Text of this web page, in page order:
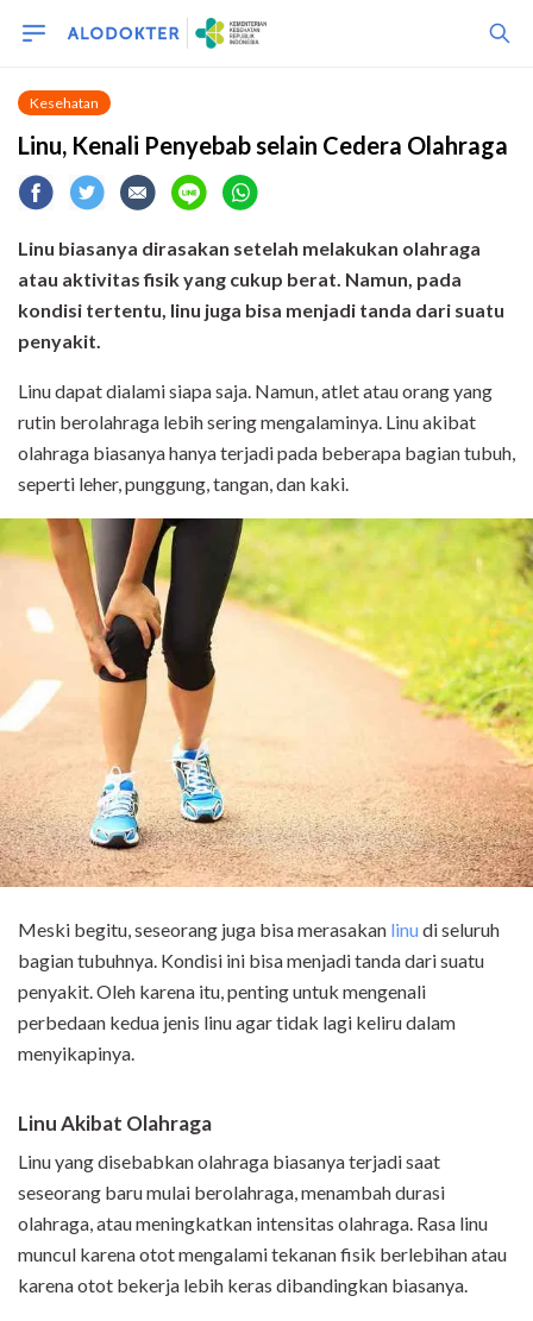
Kesehatan
Linu, Kenali Penyebab selain Cedera Olahraga
Linu biasanya dirasakan setelah melakukan olahraga
atau aktivitas fisik yang cukup berat. Namun, pada
kondisi tertentu, linu juga bisa menjadi tanda dari suatu
penyakit.
Linu dapat dialami siapa saja. Namun, atlet atau orang yang
rutin berolahraga lebih sering mengalaminya. Linu akibat
olahraga biasanya hanya terjadi pada beberapa bagian tubuh,
seperti leher, punggung, tangan, dan kaki.
Meski begitu, seseorang juga bisa merasakan linudi seluruh
bagian tubuhnya. Kondisi ini bisa menjadi tanda dari suatu
penyakit. Oleh karena itu, penting untuk mengenali
perbedaan kedua jenis linu agar tidak lagi keliru dalam
menyikapinya.
Linu Akibat Olahraga
Linu yang disebabkan olahraga biasanya terjadi saat
seseorang baru mulai berolahraga, menambah durasi
olahraga, atau meningkatkan intensitas olahraga. Rasa linu
muncul karena otot mengalami tekanan fisik berlebihan atau
karena otot bekerja lebih keras dibandingkan biasanya.